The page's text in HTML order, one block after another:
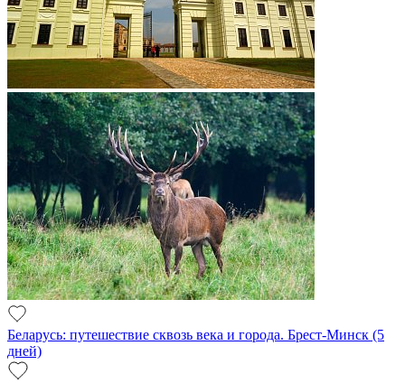
Беларусь: путешествие сквозь века и города. Брест-Минск (5
дней)